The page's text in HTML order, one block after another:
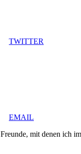
TWITTER
EMAIL
mit denen ich